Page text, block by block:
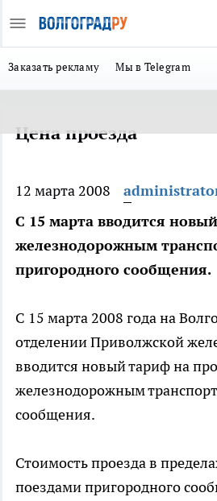
Заказать рекламу Мы в Telegram
Цена проезда
12 марта 2008
С 15 марта вводится
железнодорожным
пригородного сообщения.
С 15 марта 2008 года на
отделении Приволжской
вводится новый тариф на
железнодорожным
сообщения.
Стоимость проезда в
поездами пригородного